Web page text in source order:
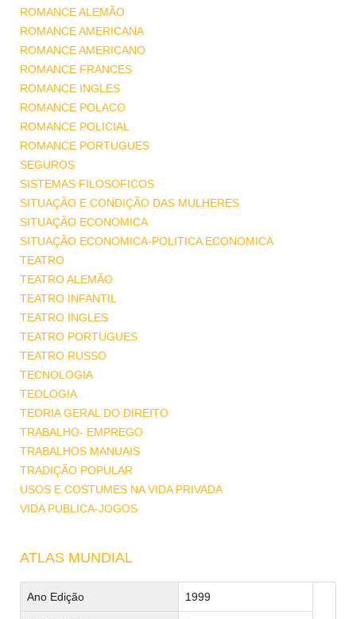
ROMANCE ALEMÃO
ROMANCE AMERICANA
ROMANCE AMERICANO
ROMANCE FRANCES
ROMANCE INGLES
ROMANCE POLACO
ROMANCE POLICIAL
ROMANCE PORTUGUES
SEGUROS
SISTEMAS FILOSOFICOS
SITUAÇÃO E CONDIÇÃO DAS MULHERES
SITUAÇÃO ECONOMICA
SITUAÇÃO ECONOMICA-POLITICA ECONOMICA
TEATRO
TEATRO ALEMÃO
TEATRO INFANTIL
TEATRO INGLES
TEATRO PORTUGUES
TEATRO RUSSO
TECNOLOGIA
TEOLOGIA
TEORIA GERAL DO DIREITO
TRABALHO- EMPREGO
TRABALHOS MANUAIS
TRADIÇÃO POPULAR
USOS E COSTUMES NA VIDA PRIVADA
VIDA PUBLICA-JOGOS
ATLAS MUNDIAL
Ano Edição 1999